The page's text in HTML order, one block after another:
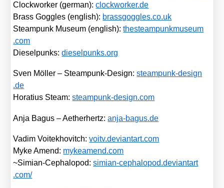
Clock­wor­ker (ger­man):clock​wor​ker​.de
Brass Gog­gles (eng­lish): brass​gog​gles​.co​.uk
Steam­punk Muse­um (eng­lish):thes​team​punk​mu​se​um​
.com
Die­sel­punks:die​sel​punks​.org
Sven Möl­ler – Steam­punk-Design:steam​punk​-design​
.de
Hora­ti­us Steam:steam​punk​-design​.com
Anja Bagus – Aether­hertz:anja​-bagus​.de
Vadim Voi­tek­ho­vitch:voitv​.devi​ant​art​.com
Myke Amend: mykea​mend​.com
~Simi­an-Cepha­lo­pod:simi​an​-cepha​lo​pod​.devi​ant​art​
.com/